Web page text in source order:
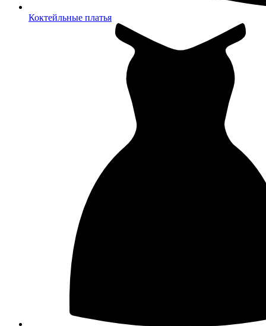
Коктейльные платья